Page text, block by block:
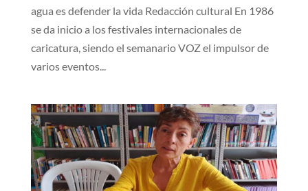
agua es defender la vida Redacción cultural En 1986
se da inicio a los festivales internacionales de
caricatura, siendo el semanario VOZ el impulsor de
varios eventos...